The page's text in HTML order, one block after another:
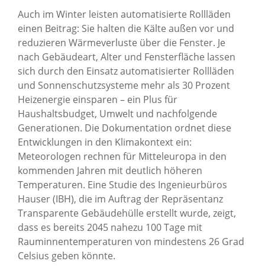
Auch im Winter leisten automatisierte Rollläden
einen Beitrag: Sie halten die Kälte außen vor und
reduzieren Wärmeverluste über die Fenster. Je
nach Gebäudeart, Alter und Fensterfläche lassen
sich durch den Einsatz automatisierter Rollläden
und Sonnenschutzsysteme mehr als 30 Prozent
Heizenergie einsparen – ein Plus für
Haushaltsbudget, Umwelt und nachfolgende
Generationen. Die Dokumentation ordnet diese
Entwicklungen in den Klimakontext ein:
Meteorologen rechnen für Mitteleuropa in den
kommenden Jahren mit deutlich höheren
Temperaturen. Eine Studie des Ingenieurbüros
Hauser (IBH), die im Auftrag der Repräsentanz
Transparente Gebäudehülle erstellt wurde, zeigt,
dass es bereits 2045 nahezu 100 Tage mit
Rauminnentemperaturen von mindestens 26 Grad
Celsius geben könnte.